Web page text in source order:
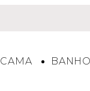
CAMA BANHO